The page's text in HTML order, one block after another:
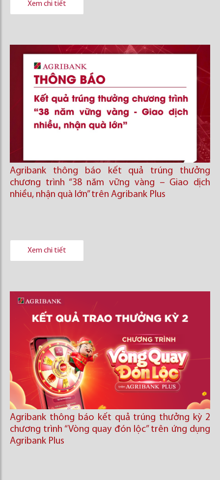
Xem chi tiết
Agribank thông báo kết quả trúng thưởng
chương trình “38 năm vững vàng – Giao dịch
nhiều, nhận quà lớn” trên Agribank Plus
Xem chi tiết
Agribank thông báo kết quả trúng thưởng kỳ 2
chương trình “Vòng quay đón lộc’’ trên ứng dụng
Agribank Plus